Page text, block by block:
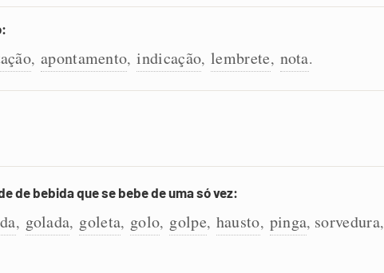
, apontamento, indicação, lembrete, nota.
de bebida que se bebe de uma só vez:
, golada, goleta, golo, golpe, hausto, pinga, sorvedura,